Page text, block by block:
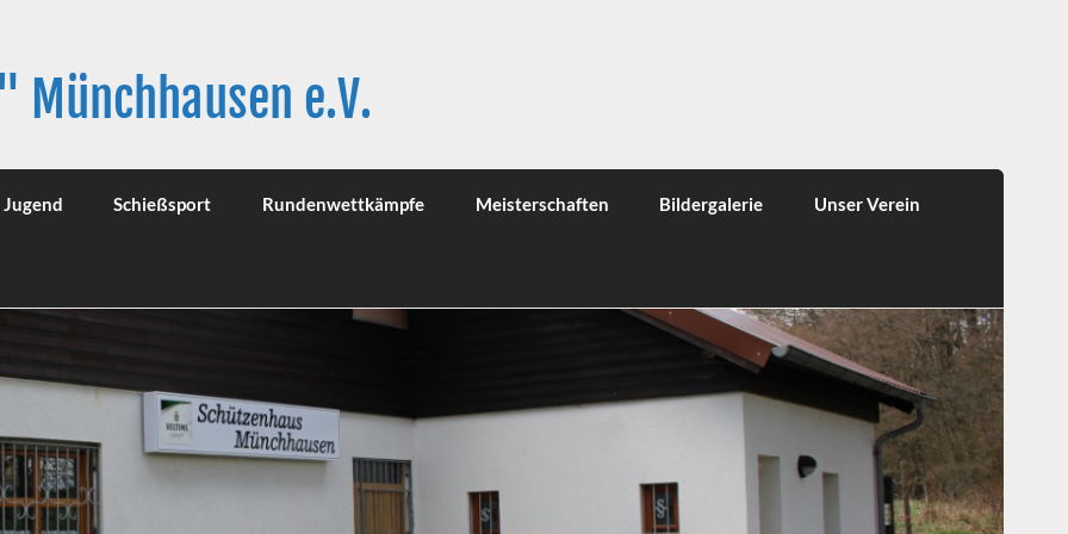
Münchhausen e.V.
Jugend Schießsport Rundenwettkämpfe Meisterschaften Bildergalerie Unser Verein